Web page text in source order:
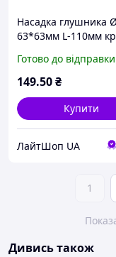
Насадка глушника Ø
63*63мм L-110мм
106034
Готово до відправки
149.50₴
Купити
ЛайтШоп UA
1
Дивись також